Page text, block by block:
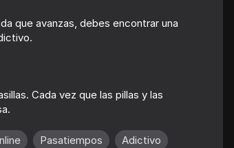
Bingo
que avanzas, debes encontrar una
Cada vez que las pillas y las
Pasatiempos
Adictivo